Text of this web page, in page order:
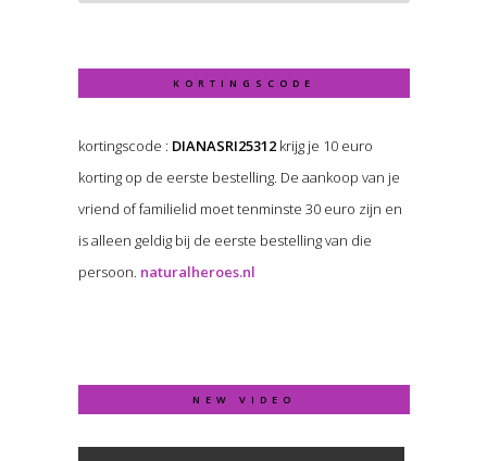
KORTINGSCODE
kortingscode : DIANASRI25312krijg je 10 euro
korting op de eerste bestelling. De aankoop van je
vriend of familielid moet tenminste 30 euro zijn en
is alleen geldig bij de eerste bestelling van die
persoon. naturalheroes.nl
NEW VIDEO